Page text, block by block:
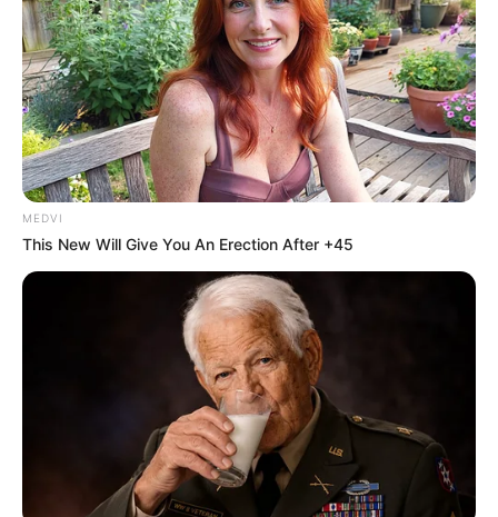
MEDVI
This New Will Give You An Erection After +45